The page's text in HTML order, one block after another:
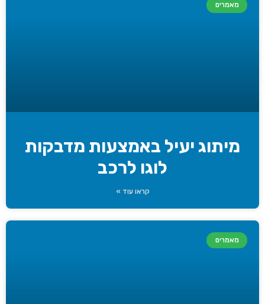
מאמרים
מיתוג יעיל באמצעות מדבקות
לוגו לרכב
קראו עוד »
מאמרים